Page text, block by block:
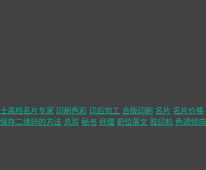
高档名片专家 印刷色彩 印后加工 合版印刷 名片 名片价格
存二维码的方法 总监 秘书 经理 职位英文 胶印机 色调倾向